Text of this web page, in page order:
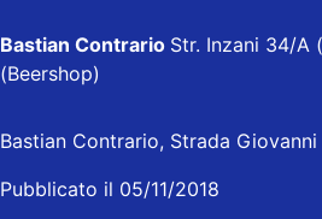
Bastian Contrario Str. Inzani 34/A
(Beershop)
Bastian Contrario, Strada Giovanni
Pubblicato il 05/11/2018